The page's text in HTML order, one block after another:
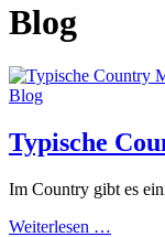
Blog
Blog
Typische
Im Country gibt es
Weiterlesen …